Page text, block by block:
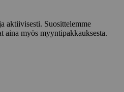
aktiivisesti. Suosittelemme
aina myös myyntipakkauksesta.